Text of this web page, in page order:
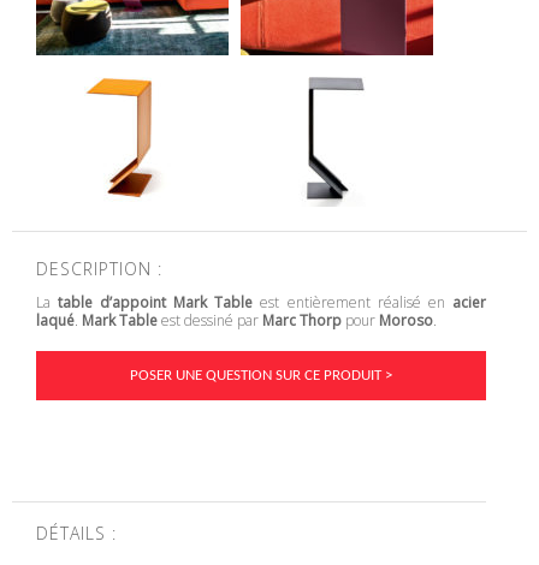
DESCRIPTION :
Latable d’appoint Mark Table est entièrement réalisé en acier
laqué. Mark Tableest dessiné par Marc Thorp pour Moroso.
POSER UNE QUESTION SUR CE PRODUIT >
DÉTAILS :